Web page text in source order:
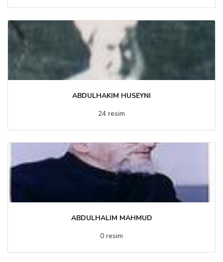
ABDULHAKIM HUSEYNI
24 resim
ABDULHALIM MAHMUD
0 resim